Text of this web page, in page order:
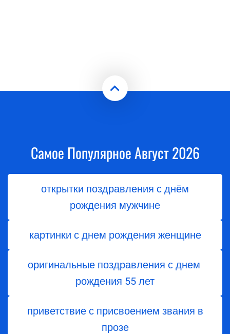
Самое Популярное Август 2026
открытки поздравления с днём
рождения мужчине
картинки с днем рождения женщине
оригинальные поздравления с днем ​​
рождения 55 лет
приветствие с присвоением звания в
прозе